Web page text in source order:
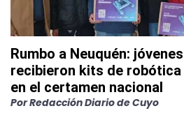
Rumbo a Neuquén:
recibieron kits de robótica
en el certamen nacional
PorRedacción Diario de Cuyo